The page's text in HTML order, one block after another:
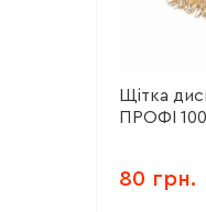
Щітка
ПРОФІ
80 грн.